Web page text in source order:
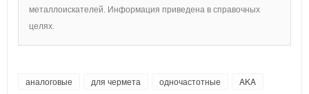
металлоискателей. Информация приведена в справочных
целях.
аналоговые для чермета одночастотные
AKA